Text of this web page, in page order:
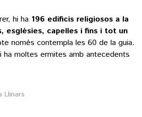
hi ha 196 edificis religiosos a la
esglésies, capelles i fins i tot un
només contempla les 60 de la guia.
ha moltes ermites amb antecedents
Llinars